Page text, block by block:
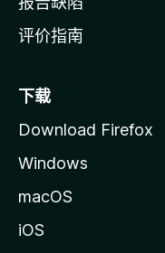
评价指南
下载
Download Firefox
Windows
macOS
iOS